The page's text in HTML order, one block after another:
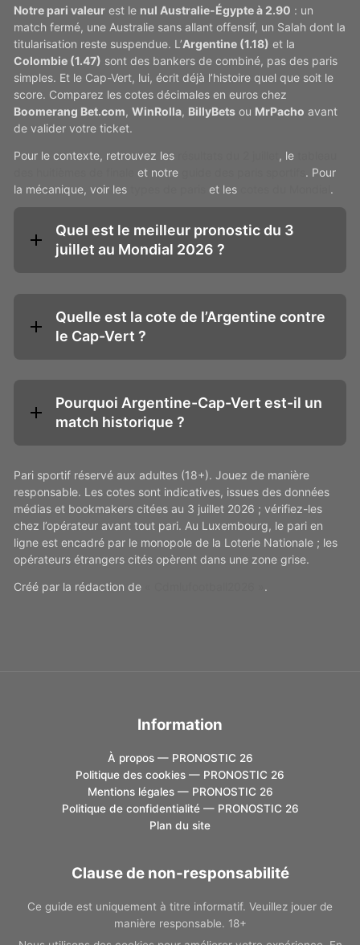
Notre pari valeur est le nul Australie-Égypte à 2.90 : un
match fermé, une Australie sans allant offensif, un Salah dont la
titularisation reste suspendue. L’Argentine (1.18) et la
Colombie (1.47) sont des bankers de combiné, pas des paris
simples. Et le Cap-Vert, lui, écrit déjà l’histoire quel que soit le
score. Comparez les cotes décimales en euros chez
Boomerang Bet.com, WinRolla, BillyBets ou MrPacho avant
de valider votre ticket.
Pour le contexte, retrouvez les
, le
et notre
. Pour
la mécanique, voir les
et les .
Quel est le meilleur pronostic du 3
juillet au Mondial 2026 ?
Quelle est la cote de l’Argentine contre
le Cap-Vert ?
Pourquoi Argentine-Cap-Vert est-il un
match historique ?
Pari sportif réservé aux adultes (18+). Jouez de manière
responsable. Les cotes sont indicatives, issues des données
médias et bookmakers citées au 3 juillet 2026 ; vérifiez-les
chez l’opérateur avant tout pari. Au Luxembourg, le pari en
ligne est encadré par le monopole de la Loterie Nationale ; les
opérateurs étrangers cités opèrent dans une zone grise.
Créé par la rédaction de
.
Information
À propos — PRONOSTIC 26
Politique des cookies — PRONOSTIC 26
Mentions légales — PRONOSTIC 26
Politique de confidentialité — PRONOSTIC 26
Plan du site
Clause de non-responsabilité
Ce guide est uniquement à titre informatif. Veuillez jouer de
manière responsable. 18+